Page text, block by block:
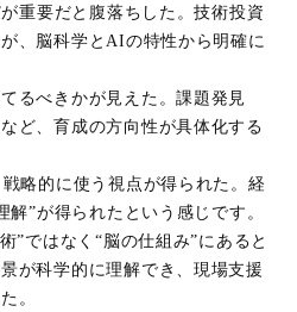
重要だと腹落ちした。技術投資
、脳科学とAIの特性から明確に
るべきかが見えた。課題発見
ど、育成の方向性が具体化する
略的に使う視点が得られた。経
”が得られたという感じです。
”ではなく“脳の仕組み”にあると
が科学的に理解でき、現場支援
。